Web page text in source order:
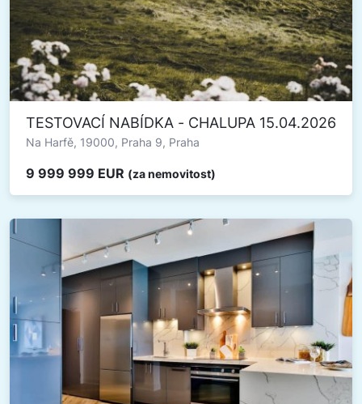
TESTOVACÍ NABÍDKA - CHALUPA 15.04.2026
Na Harfě, 19000, Praha 9, Praha
9 999 999 EUR (za nemovitost)